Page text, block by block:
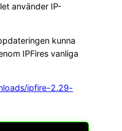
använder IP-
kunna
IPFires vanliga
ipfire-2.29-